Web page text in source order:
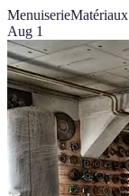
MenuiserieMatériaux
Aug 1